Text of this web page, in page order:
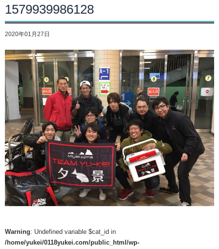
1579939986128
2020年01月27日
Warning: Undefined variable $cat_id in
/home/yukei/0118yukei.com/public_html/wp-